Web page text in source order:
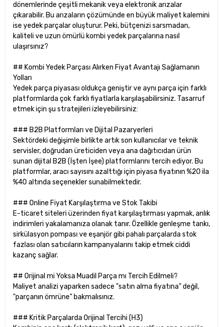
dönemlerinde çeşitli mekanik veya elektronik arızalar
çıkarabilir. Bu arızaların çözümünde en büyük maliyet kalemini
ise yedek parçalar oluşturur. Peki, bütçenizi sarsmadan,
kaliteli ve uzun ömürlü kombi yedek parçalarına nasıl
ulaşırsınız?
## Kombi Yedek Parçası Alırken Fiyat Avantajı Sağlamanın
Yolları
Yedek parça piyasası oldukça geniştir ve aynı parça için farklı
platformlarda çok farklı fiyatlarla karşılaşabilirsiniz. Tasarruf
etmek için şu stratejileri izleyebilirsiniz:
### B2B Platformları ve Dijital Pazaryerleri
Sektördeki değişimle birlikte artık son kullanıcılar ve teknik
servisler, doğrudan üreticiden veya ana dağıtıcıdan ürün
sunan dijital B2B (İşten İşee) platformlarını tercih ediyor. Bu
platformlar, aracı sayısını azalttığı için piyasa fiyatının %20 ila
%40 altında seçenekler sunabilmektedir.
### Online Fiyat Karşılaştırma ve Stok Takibi
E-ticaret siteleri üzerinden fiyat karşılaştırması yapmak, anlık
indirimleri yakalamanıza olanak tanır. Özellikle genleşme tankı,
sirkülasyon pompası ve eşanjör gibi pahalı parçalarda stok
fazlası olan satıcıların kampanyalarını takip etmek ciddi
kazanç sağlar.
## Orijinal mi Yoksa Muadil Parça mı Tercih Edilmeli?
Maliyet analizi yaparken sadece "satın alma fiyatına" değil,
"parçanın ömrüne" bakmalısınız.
### Kritik Parçalarda Orijinal Tercihi (H3)